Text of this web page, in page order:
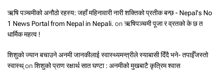
ऋषि पञ्चमीको अनौठो रहस्य: जहाँ महिनावारी नारी शक्तिको प्रतीक बन्छ - Nepal's No
1 News Portal from Nepal in Nepali. on ऋषिपञ्चमी पूजा र व्रतको के छ त
धार्मिक महत्व !
शिशुको ज्यान बचाउने अनमी जानकीलाई स्वास्थ्यमन्त्रीले स्याबासी दिँदै भने- तपाईँजस्तो
स्वास्थ्on शिशुको प्राण रक्षार्थ सात घण्टा : अनमीको मुखबाटै कृत्रिम श्वास